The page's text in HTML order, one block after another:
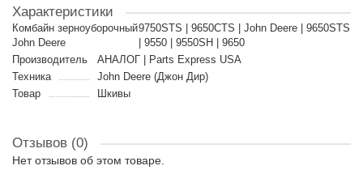
Характеристики
Комбайн зерноуборочный
John Deere
9750STS | 9650CTS | John Deere | 9650STS
| 9550 | 9550SH | 9650
Производитель
АНАЛОГ | Parts Express USA
Техника
John Deere (Джон Дир)
Товар
Шкивы
Отзывов (0)
Нет отзывов об этом товаре.